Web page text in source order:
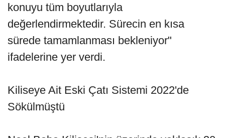
konuyu tüm boyutlarıyla
değerlendirmektedir. Sürecin en kısa
sürede tamamlanması bekleniyor"
ifadelerine yer verdi.
Kiliseye Ait Eski Çatı Sistemi 2022'de
Sökülmüştü